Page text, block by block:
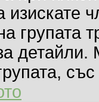
групата